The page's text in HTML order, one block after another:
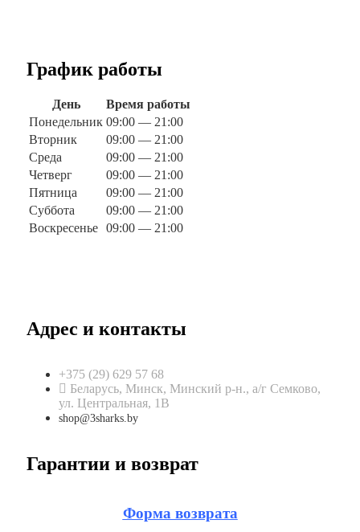
График работы
День
Время работы
Понедельник 09:00 — 21:00
Вторник
09:00 — 21:00
Среда
09:00 — 21:00
Четверг
09:00 — 21:00
Пятница
09:00 — 21:00
Суббота
09:00 — 21:00
Воскресенье 09:00 — 21:00
Адрес и контакты
+375 (29) 629 57 68
Беларусь, Минск, Минский р-н., а/г Семково,
ул. Центральная, 1В
shop@3sharks.by
Гарантии и возврат
Форма возврата